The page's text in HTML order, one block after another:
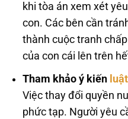
khi tòa án xem xét
con. Các bên cần
thành cuộc tranh
của con cái lên trên
Tham khảo ý kiến
Việc thay đổi quyền
phức tạp. Người yêu